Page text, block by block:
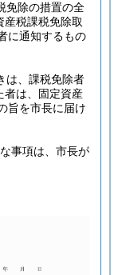
免除の措置の全
税課税免除取
に通知するもの
は、課税免除者
者は、固定資産
旨を市長に届け
事項は、市長が